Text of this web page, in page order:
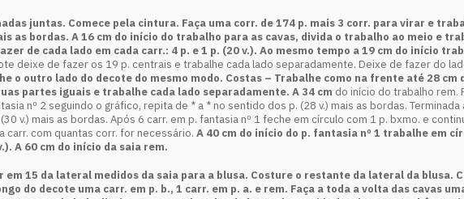
juntas. Comece pela cintura. Faça uma corr. de 174 p. mais 3 corr. para virar e
as bordas. A 16 cm do início do trabalho para as cavas, divida o trabalho ao meio e
de cada lado em cada carr.: 4 p. e 1 p. (20 v.). Ao mesmo tempo a 19 cm do início
deixe de fazer os 19 p. centrais e trabalhe cada lado separadamente. Deixe de fazer do
o outro lado do decote do mesmo modo. Costas – Trabalhe como na frente até 28
partes iguais e trabalhe cada lado separadamente. A 34 cm do início do trabalho rem.
nº 2 seguindo o gráfico, repita de * a * no sentido dos p. (28 v.) mais as bordas.
v.) mais as bordas. Após 6 carr. em p. fantasia nº 1 feche em círculo com 1 p. bxmo. e
carr. com quantas corr. for necessário. A 40 cm do início do p. fantasia nº 1 trabalhe em
A 60 cm do início da saia rem.
em 15 da lateral medidos da saia para a blusa. Costure o restante da lateral da blusa.
do decote uma carr. em p. b., 1 carr. em p. a. e rem. Faça a toda a volta das cavas